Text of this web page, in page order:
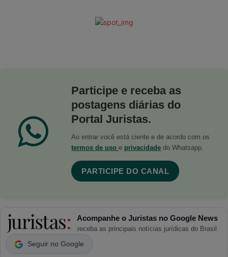
Participe e receba as
postagens diárias do
Portal Juristas.
Ao entrar você está ciente e de acordo com os
termos de uso e privacidade do Whatsapp.
PARTICIPE DO CANAL
Acompanhe o Juristas no Google News
receba as principais notícias jurídicas do Brasil
Seguir no Google